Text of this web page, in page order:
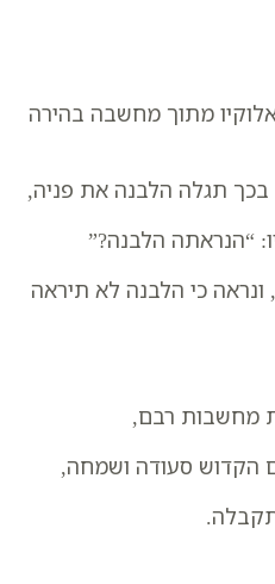
מתוך מחשבה בהירה
תגלה הלבנה את פניה,
“הנראתה הלבנה?”
כי הלבנה לא תיראה
מחשבות רבם,
הקדוש סעודה ושמחה,